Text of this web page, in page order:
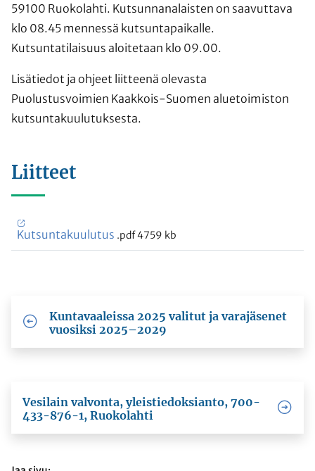
59100 Ruokolahti. Kutsunnanalaisten on saavuttava
klo 08.45 mennessä kutsuntapaikalle.
Kutsuntatilaisuus aloitetaan klo 09.00.
Lisätiedot ja ohjeet liitteenä olevasta
Puolustusvoimien Kaakkois-Suomen aluetoimiston
kutsuntakuulutuksesta.
Liitteet
Kutsuntakuulutus .pdf4759 kb
Kuntavaaleissa 2025 valitut ja varajäsenet
vuosiksi 2025–2029
Vesilain valvonta, yleistiedoksianto, 700-
433-876-1, Ruokolahti